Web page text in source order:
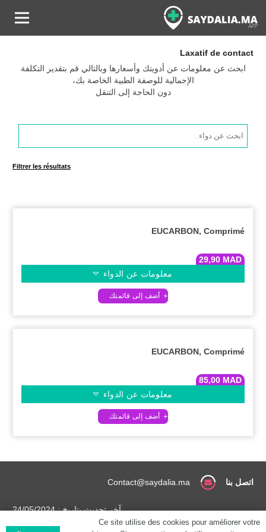
Laxatif de contact
ابحث عن معلومات عن أدويتك وأسعارها وبالتالي قم بتقدير التكلفة
الإجمالية للوصفة الطبية الخاصة بك،
دون الحاجة إلى التنقل
Products
search
Filtrer les résultats
EUCARBON, Comprimé
29,90 MAD
معلومات عن الدواء
EUCARBON, Comprimé
85,00 MAD
معلومات عن الدواء
اتصل بنا Contact@saydalia.ma
آخر تحديث بتاريخ : 24/05/2024
Ce site utilise des cookies pour améliorer votre